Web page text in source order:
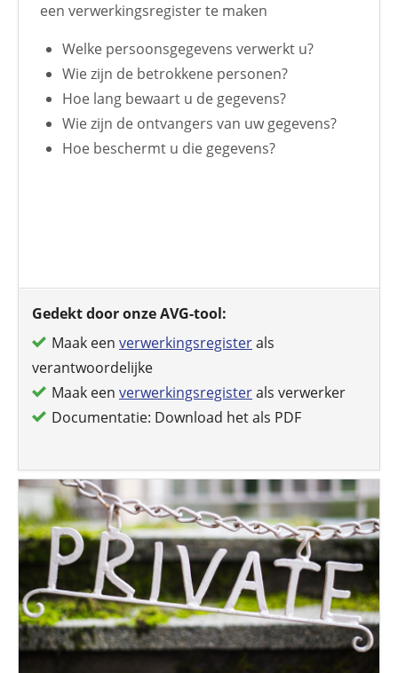
een verwerkingsregister te maken
Welke persoonsgegevens verwerkt u?
Wie zijn de betrokkene personen?
Hoe lang bewaart u de gegevens?
Wie zijn de ontvangers van uw gegevens?
Hoe beschermt u die gegevens?
Gedekt door onze AVG-tool:
Maak een verwerkingsregisterals
verantwoordelijke
Maak een verwerkingsregisterals verwerker
Documentatie: Download het als PDF